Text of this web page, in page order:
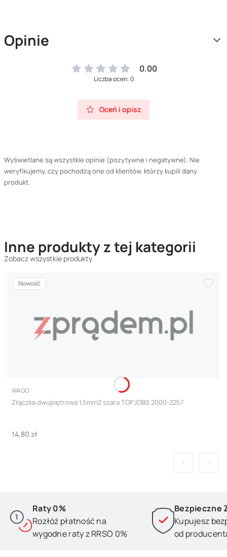
Opinie
0.00
Liczba ocen: 0
Oceń i opisz
Wyświetlane są wszystkie opinie (pozytywne i negatywne). Nie
weryfikujemy, czy pochodzą one od klientów, którzy kupili dany
produkt.
Inne produkty z tej kategorii
Zobacz wszystkie produkty
Nowość
PRODUCENT
WAGO
Złączka dwupiętrowa 1,5mm2 szara TOPJOBS 2000-2257
Cena
14,80 zł
Raty 0%
Rozłóż płatność na
wygodne raty z RRSO 0%
Bezpieczne
Kupujesz
od